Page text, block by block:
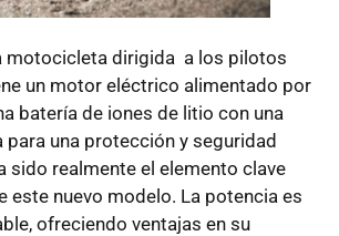
motocicleta dirigida a los pilotos
un motor eléctrico alimentado por
batería de iones de litio con una
para una protección y seguridad
sido realmente el elemento clave
este nuevo modelo. La potencia es
ofreciendo ventajas en su